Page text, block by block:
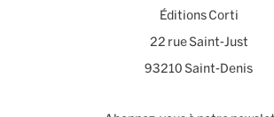
Éditions Corti
22 rue Saint-Just
93210 Saint-Denis